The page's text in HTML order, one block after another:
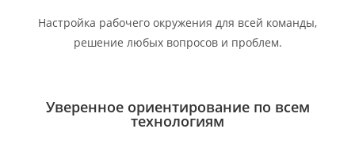
Настройка рабочего окружения для всей команды,
решение любых вопросов и проблем.
Уверенное ориентирование по всем
технологиям